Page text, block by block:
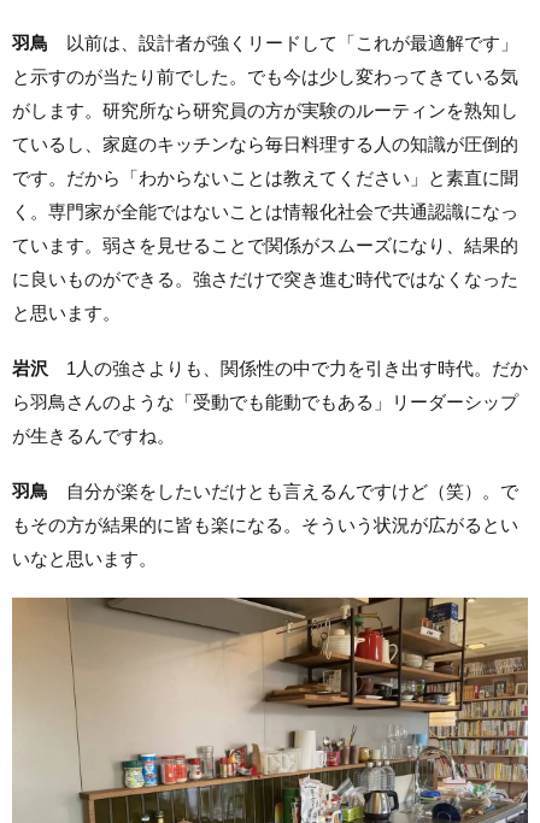
羽鳥 以前は、設計者が強くリードして「これが最適解です」
と示すのが当たり前でした。でも今は少し変わってきている気
がします。研究所なら研究員の方が実験のルーティンを熟知し
ているし、家庭のキッチンなら毎日料理する人の知識が圧倒的
です。だから「わからないことは教えてください」と素直に聞
く。専門家が全能ではないことは情報化社会で共通認識になっ
ています。弱さを見せることで関係がスムーズになり、結果的
に良いものができる。強さだけで突き進む時代ではなくなった
と思います。
岩沢 1人の強さよりも、関係性の中で力を引き出す時代。だか
ら羽鳥さんのような「受動でも能動でもある」リーダーシップ
が生きるんですね。
羽鳥 自分が楽をしたいだけとも言えるんですけど（笑）。で
もその方が結果的に皆も楽になる。そういう状況が広がるとい
いなと思います。